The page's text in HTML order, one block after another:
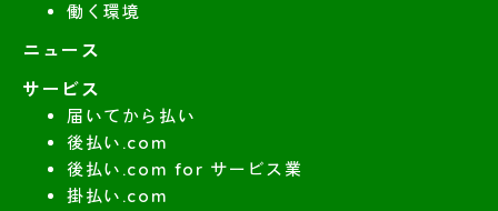
働く環境
ニュース
サービス
届いてから払い
後払い.com
後払い.com for サービス業
掛払い.com